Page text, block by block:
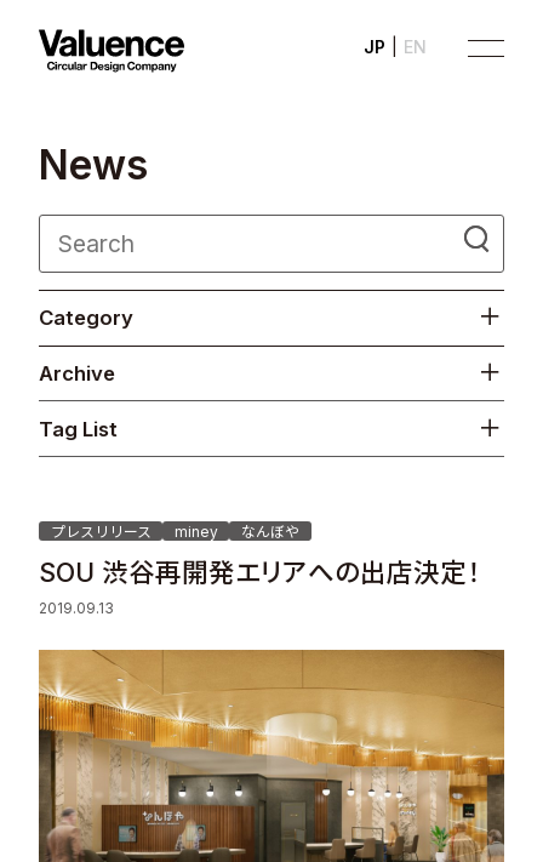
EN
JP
Company
Philosophy
Business
Investor Relations
Sustainability
Recruit
Contact
News
Category
Archive
Tag List
プレスリリース miney なんぼや
SOU 渋谷再開発エリアへの出店決定！
2019.09.13